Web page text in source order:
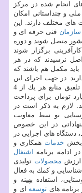
انجام شده در مركز
و چنداستانی امكان
های مختلف دارند. این
سازمان فنی حرفه ای و
كشور متصل شوند و دوره
برگزار شوند
اصل نرسیدند كه در هر
باید مكمل هم باشند كه
در جهت اجرای این
منابع هر یك از 4
۱۲ هزار میلیارد تومان برای پرداخت
لازم به ذكر است در
تو سط معاونت
در این خصوص
دستگاه های اجرایی در
بخش خدمات همكاری و
ادامه برنامه
اشتغال
ارزش محصولات تولیدی
و كمك به فعال
استفاده بهینه و
های توسعه ای و